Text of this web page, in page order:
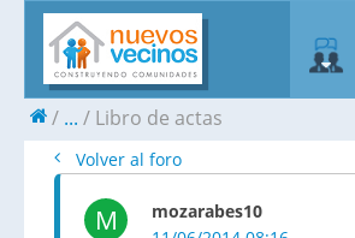
... Libro de actas
Volver al foro
M
mozarabes10